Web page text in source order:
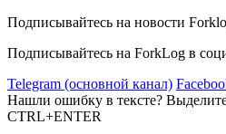
Подписывайтесь на новости
Подписывайтесь на ForkLog в
Telegram (основной канал)
Нашли ошибку в тексте?
CTRL+ENTER